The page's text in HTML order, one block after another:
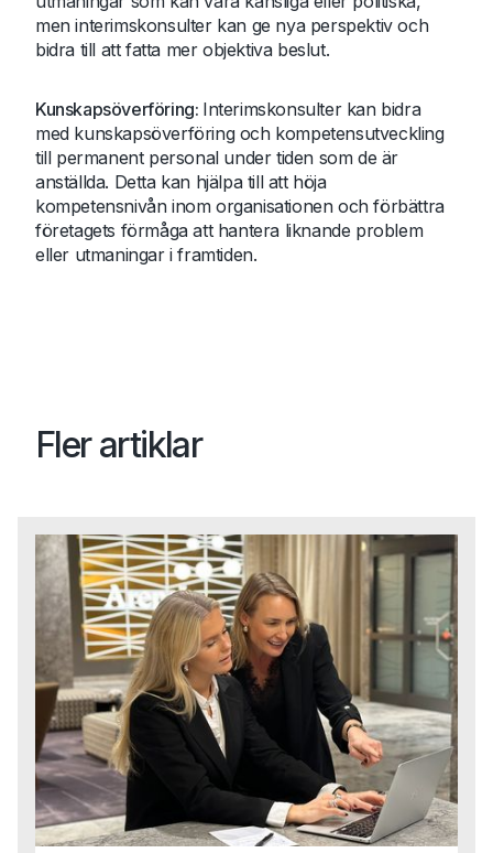
men interimskonsulter kan ge nya perspektiv och
bidra till att fatta mer objektiva beslut.
Kunskapsöverföring: Interimskonsulter kan bidra
med kunskapsöverföring och kompetensutveckling
till permanent personal under tiden som de är
anställda. Detta kan hjälpa till att höja
kompetensnivån inom organisationen och förbättra
företagets förmåga att hantera liknande problem
eller utmaningar i framtiden.
Fler artiklar